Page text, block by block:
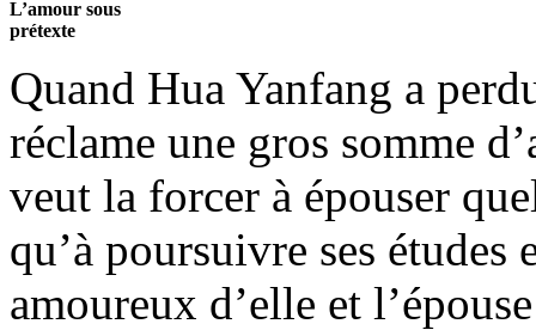
L’amour sous
prétexte
Quand Hua Yanfang a
réclame une gros somme
veut la forcer à épouser
qu’à poursuivre ses
amoureux d’elle et